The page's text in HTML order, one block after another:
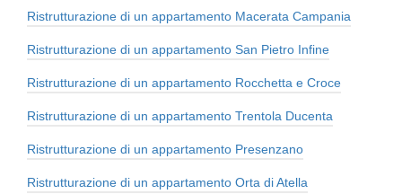
Ristrutturazione di un appartamento Macerata Campania
Ristrutturazione di un appartamento San Pietro Infine
Ristrutturazione di un appartamento Rocchetta e Croce
Ristrutturazione di un appartamento Trentola Ducenta
Ristrutturazione di un appartamento Presenzano
Ristrutturazione di un appartamento Orta di Atella